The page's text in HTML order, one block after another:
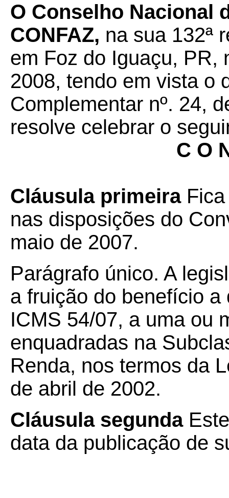
O Conselho Nacional
CONFAZ, na sua 132ª
em Foz do Iguaçu, PR,
2008, tendo em vista o
Complementar nº. 24,
resolve celebrar o
C O
Cláusula primeiraFica
nas disposições do
maio de 2007.
Parágrafo único. A
a fruição do benefício
ICMS 54/07, a uma ou
enquadradas na
Renda, nos termos da
de abril de 2002.
Cláusula segunda
data da publicação de